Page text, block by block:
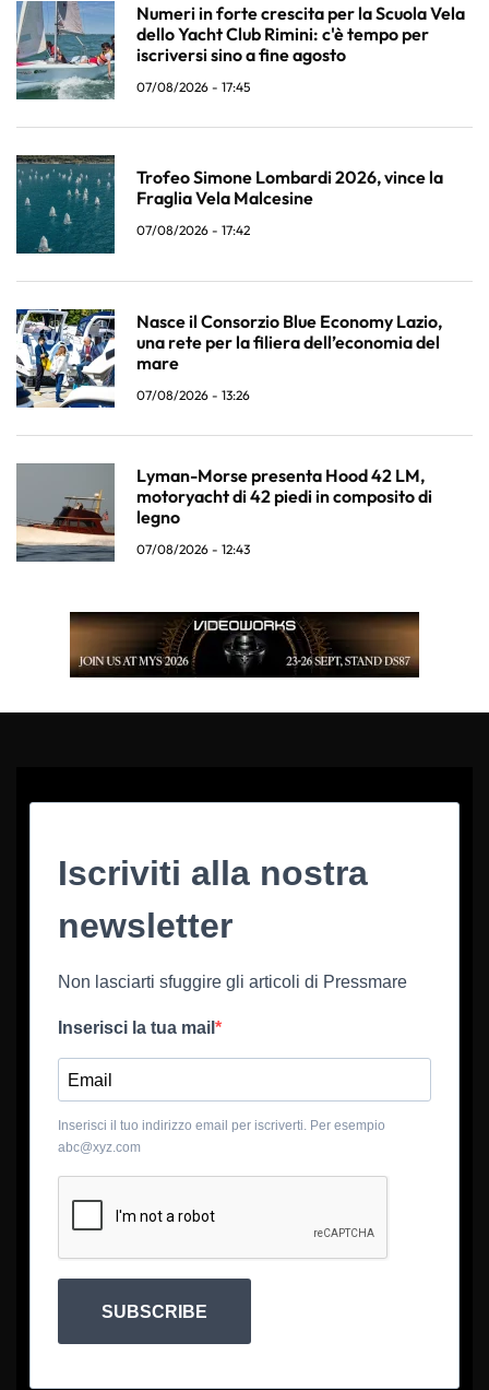
Numeri in forte crescita per la Scuola Vela
dello Yacht Club Rimini: c'è tempo per
iscriversi sino a fine agosto
07/08/2026 - 17:45
Trofeo Simone Lombardi 2026, vince la
Fraglia Vela Malcesine
07/08/2026 - 17:42
Nasce il Consorzio Blue Economy Lazio,
una rete per la filiera dell’economia del
mare
07/08/2026 - 13:26
Lyman-Morse presenta Hood 42 LM,
motoryacht di 42 piedi in composito di
legno
07/08/2026 - 12:43
Iscriviti alla nostra
newsletter
Non lasciarti sfuggire gli articoli di Pressmare
Inserisci la tua mail
Inserisci il tuo indirizzo email per iscriverti. Per esempio
abc@xyz.com
SUBSCRIBE